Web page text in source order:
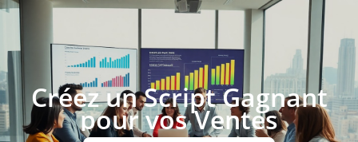
Créez un Script Gagnant
pour vos Ventes